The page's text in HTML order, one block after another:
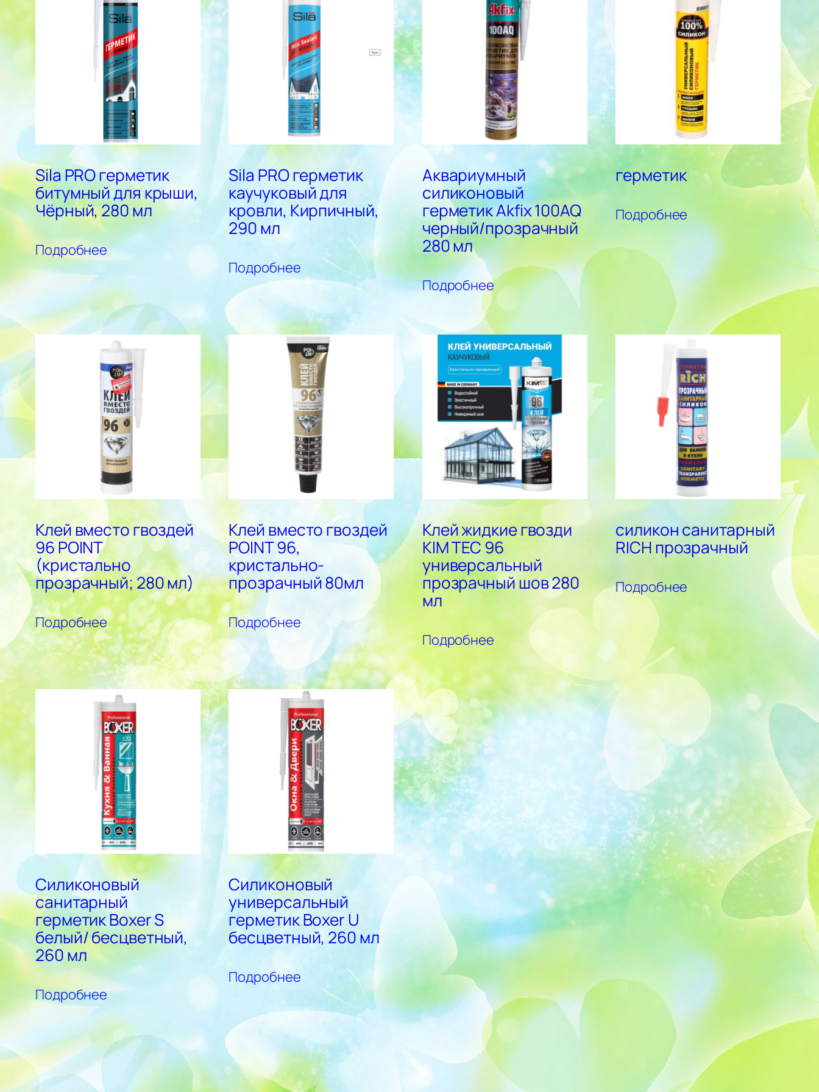
Sila PRO герметик
битумный для крыши,
Чёрный, 280 мл
Подробнее
Sila PRO герметик
каучуковый для
кровли, Кирпичный,
290 мл
Подробнее
Аквариумный
силиконовый
герметик Akfix 100AQ
черный/прозрачный
280 мл
Подробнее
герметик
Подробнее
Клей вместо гвоздей
96 POINT
(кристально
прозрачный; 280 мл)
Подробнее
Клей вместо гвоздей
POINT 96,
кристально-
прозрачный 80мл
Подробнее
Клей жидкие гвозди
KIM TEC 96
универсальный
прозрачный шов 280
мл
Подробнее
силикон санитарный
RICH прозрачный
Подробнее
Силиконовый
санитарный
герметик Boxer S
белый/ бесцветный,
260 мл
Подробнее
Силиконовый
универсальный
герметик Boxer U
бесцветный, 260 мл
Подробнее